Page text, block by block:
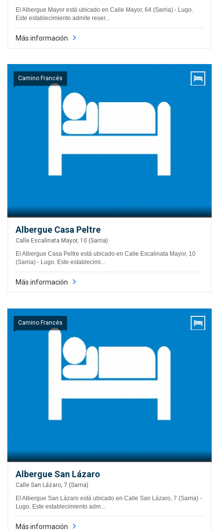
El Albergue Mayor está ubicado en Calle Mayor, 64 (Sarria) - Lugo.
Este establecimiento admite reser...
Más información
Camino Francés
Albergue Casa Peltre
Calle Escalinata Mayor, 10 (Sarria)
El Albergue Casa Peltre está ubicado en Calle Escalinata Mayor, 10
(Sarria) - Lugo. Este establecimi...
Más información
Camino Francés
Albergue San Lázaro
Calle San Lázaro, 7 (Sarria)
El Albergue San Lázaro está ubicado en Calle San Lázaro, 7 (Sarria) -
Lugo. Este establecimiento adm...
Más información